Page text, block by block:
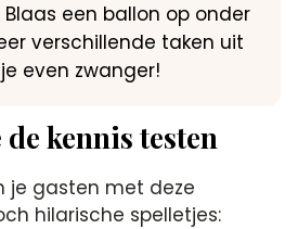
Blaas een ballon op onder
verschillende taken uit
even zwanger!
kennis testen
je gasten met deze
hilarische spelletjes: